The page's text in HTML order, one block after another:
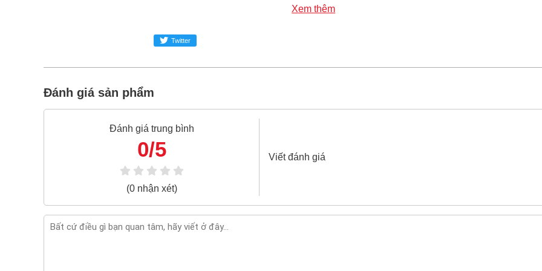
Bao 1 đổi 1 trong 24 giờ
Xem thêm
Twitter
Đánh giá sản phẩm
Đánh giá trung bình
0/5
(0 nhận xét)
Viết đánh giá